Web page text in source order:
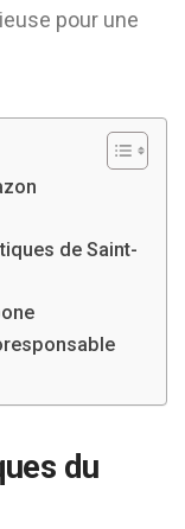
pour une
de Saint-
du